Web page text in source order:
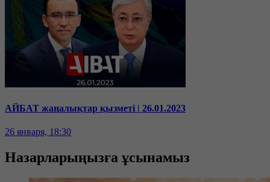
АЙБАТ жаңалықтар қызметі | 26.01.2023
26 января, 18:30
Назарларыңызға ұсынамыз